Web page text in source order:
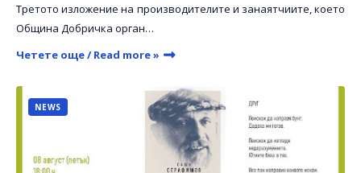
Третото изложение на производителите и занаятчиите, което
Община Добричка орган…
Четете още / Read more »
NEWS